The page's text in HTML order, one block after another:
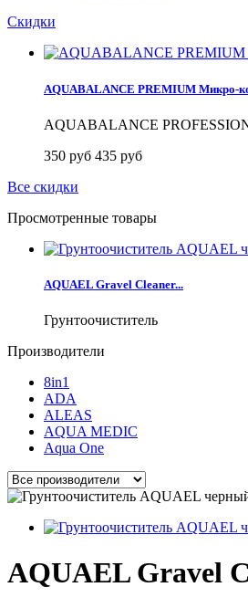
Скидки
AQUABALANCE PREMIUM Микро-
AQUABALANCE
350 руб 435 руб
Все скидки
Просмотренные товары
AQUAEL Gravel Cleaner...
Грунтоочиститель
Производители
8in1
ADA
ALEAS
AQUA MEDIC
Aqua One
AQUAEL Gravel